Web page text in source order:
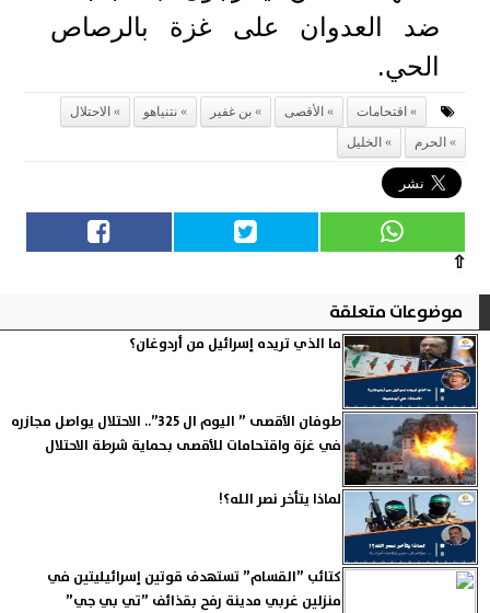
ضد العدوان على غزة بالرصاص
الحي.
اقتحامات الأقصى بن غفير نتنياهو
الاحتلال
الحرم
الخليل
⇧
موضوعات متعلقة
ما الذي تريده إسرائيل من أردوغان؟
طوفان الأقصى ” اليوم ال 325”.. الاحتلال يواصل مجازره
في غزة واقتحامات للأقصى بحماية شرطة الاحتلال
لماذا يتأخر نصر الله؟!
كتائب ”القسام” تستهدف قوتين إسرائيليتين في
منزلين غربي مدينة رفح بقذائف ”تي بي جي”